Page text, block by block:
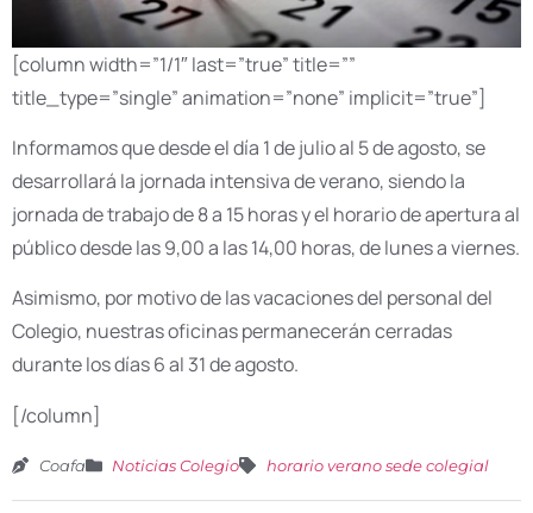
[column width=”1/1″ last=”true” title=””
title_type=”single” animation=”none” implicit=”true”]
Informamos que desde el día 1 de julio al 5 de agosto, se
desarrollará la jornada intensiva de verano, siendo la
jornada de trabajo de 8 a 15 horas y el horario de apertura al
público desde las 9,00 a las 14,00 horas, de lunes a viernes.
Asimismo, por motivo de las vacaciones del personal del
Colegio, nuestras oficinas permanecerán cerradas
durante los días 6 al 31 de agosto.
[/column]
Coafa Noticias Colegio horario verano sede colegial